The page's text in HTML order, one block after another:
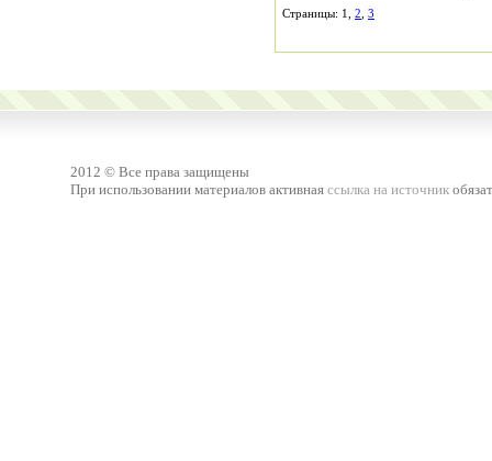
Страницы: 1, 2 3
2012 © Все права защищены
При использовании материалов активная ссылка на источник